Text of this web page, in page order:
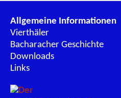
Allgemeine Informationen
Vierthäler
Bacharacher Geschichte
Downloads
Links